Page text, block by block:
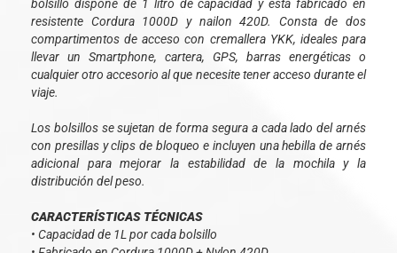
bolsillo dispone de 1 litro de capacidad y está fabricado en
resistente Cordura 1000D y nailon 420D. Consta de dos
compartimentos de acceso con cremallera YKK, ideales para
llevar un Smartphone, cartera, GPS, barras energéticas o
cualquier otro accesorio al que necesite tener acceso durante el
viaje.
Los bolsillos se sujetan de forma segura a cada lado del arnés
con presillas y clips de bloqueo e incluyen una hebilla de arnés
adicional para mejorar la estabilidad de la mochila y la
distribución del peso.
CARACTERÍSTICAS TÉCNICAS
• Capacidad de 1L por cada bolsillo